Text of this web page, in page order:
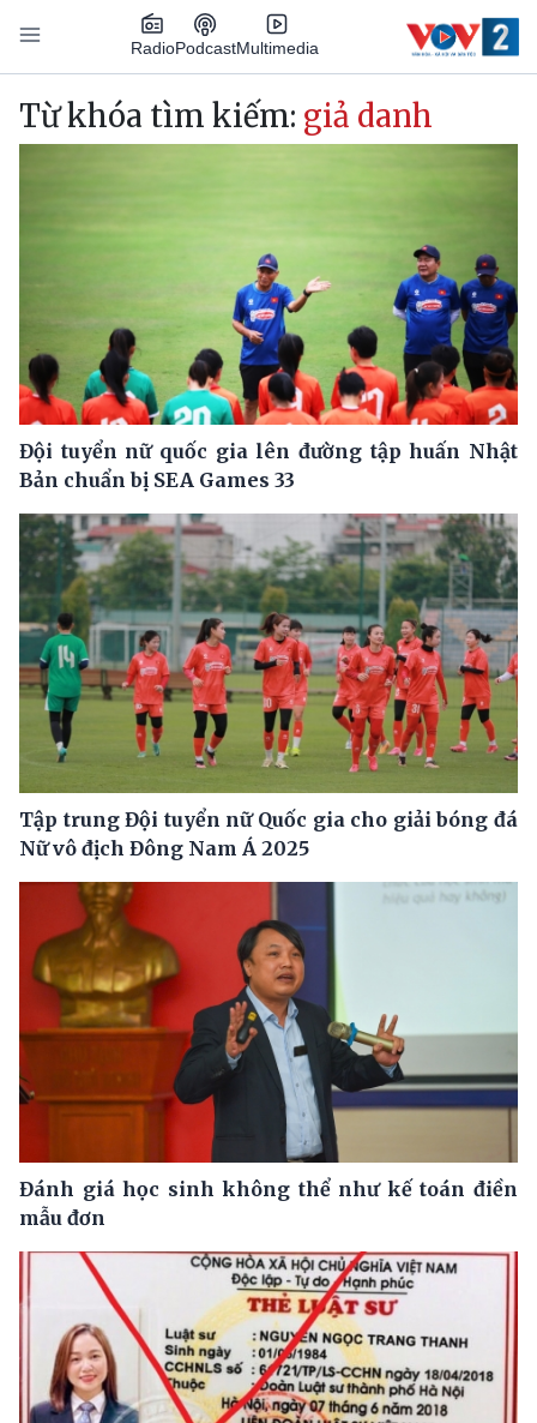
Nhảy đến nội dung
RadioPodcastMultimedia
Main navigation
Từ khóa tìm kiếm: giả danh
Đội tuyển nữ quốc gia lên đường tập huấn Nhật
Bản chuẩn bị SEA Games 33
Tập trung Đội tuyển nữ Quốc gia cho giải bóng đá
Nữ vô địch Đông Nam Á 2025
Đánh giá học sinh không thể như kế toán điền
mẫu đơn